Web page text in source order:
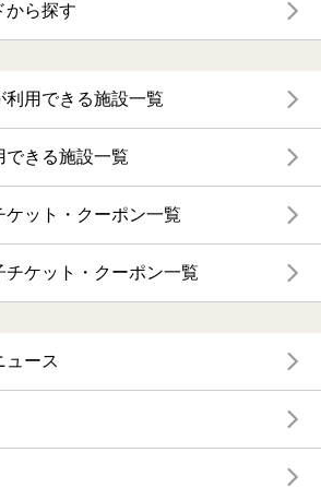
から探す
利用できる施設一覧
できる施設一覧
ケット・クーポン一覧
チケット・クーポン一覧
ュース